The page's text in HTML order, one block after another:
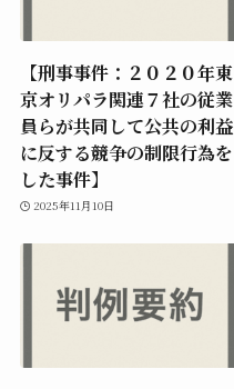
【刑事事件：２０２０年東
京オリパラ関連７社の従業
員らが共同して公共の利益
に反する競争の制限行為を
した事件】
2025年11月10日